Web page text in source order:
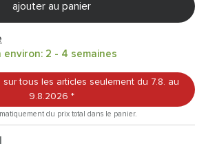
ajouter au panier
environ: 2 - 4 semaines
sur tous les articles seulement du 7.8. au
9.8.2026 *
du prix total dans le panier.